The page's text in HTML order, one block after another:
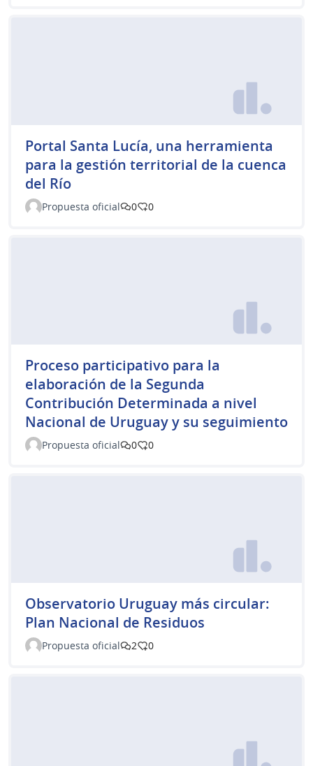
Portal Santa Lucía, una herramienta
para la gestión territorial de la cuenca
del Río
Propuesta oficial 0 0
Proceso participativo para la
elaboración de la Segunda
Contribución Determinada a nivel
Nacional de Uruguay y su seguimiento
Propuesta oficial 0 0
Observatorio Uruguay más circular:
Plan Nacional de Residuos
Propuesta oficial 2 0